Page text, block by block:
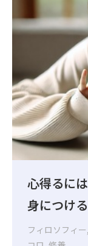
心得るに
身につける
フィロソフィー,